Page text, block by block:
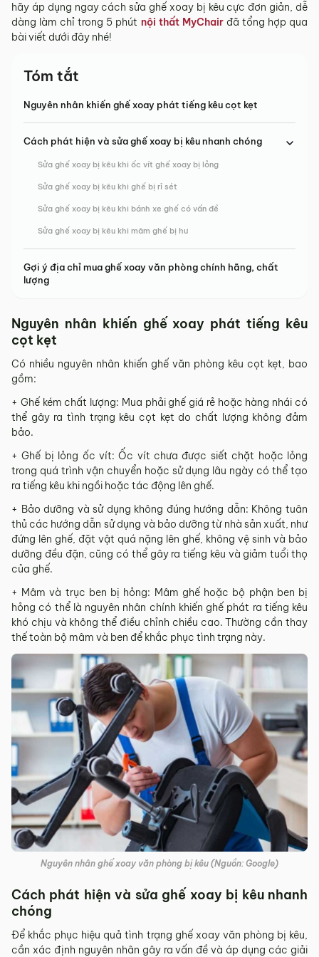
hãy áp dụng ngay cách sửa ghế xoay bị kêu cực đơn giản, dễ
dàng làm chỉ trong 5 phút nội thất MyChairđã tổng hợp qua
bài viết dưới đây nhé!
Tóm tắt
Nguyên nhân khiến ghế xoay phát tiếng kêu cọt kẹt
Cách phát hiện và sửa ghế xoay bị kêu nhanh chóng
Sửa ghế xoay bị kêu khi ốc vít ghế xoay bị lỏng
Sửa ghế xoay bị kêu khi ghế bị rỉ sét
Sửa ghế xoay bị kêu khi bánh xe ghế có vấn đề
Sửa ghế xoay bị kêu khi mâm ghế bị hư
Gợi ý địa chỉ mua ghế xoay văn phòng chính hãng, chất
lượng
Nguyên nhân khiến ghế xoay phát tiếng kêu
cọt kẹt
Có nhiều nguyên nhân khiến ghế văn phòng kêu cọt kẹt, bao
gồm:
+ Ghế kém chất lượng: Mua phải ghế giá rẻ hoặc hàng nhái có
thể gây ra tình trạng kêu cọt kẹt do chất lượng không đảm
bảo.
+ Ghế bị lỏng ốc vít: Ốc vít chưa được siết chặt hoặc lỏng
trong quá trình vận chuyển hoặc sử dụng lâu ngày có thể tạo
ra tiếng kêu khi ngồi hoặc tác động lên ghế.
+ Bảo dưỡng và sử dụng không đúng hướng dẫn: Không tuân
thủ các hướng dẫn sử dụng và bảo dưỡng từ nhà sản xuất, như
đứng lên ghế, đặt vật quá nặng lên ghế, không vệ sinh và bảo
dưỡng đều đặn, cũng có thể gây ra tiếng kêu và giảm tuổi thọ
của ghế.
+ Mâm và trục ben bị hỏng: Mâm ghế hoặc bộ phận ben bị
hỏng có thể là nguyên nhân chính khiến ghế phát ra tiếng kêu
khó chịu và không thể điều chỉnh chiều cao. Thường cần thay
thế toàn bộ mâm và ben để khắc phục tình trạng này.
Nguyên nhân ghế xoay văn phòng bị kêu (Nguồn: Google)
Cách phát hiện và sửa ghế xoay bị kêu nhanh
chóng
Để khắc phục hiệu quả tình trạng ghế xoay văn phòng bị kêu,
cần xác định nguyên nhân gây ra vấn đề và áp dụng các giải